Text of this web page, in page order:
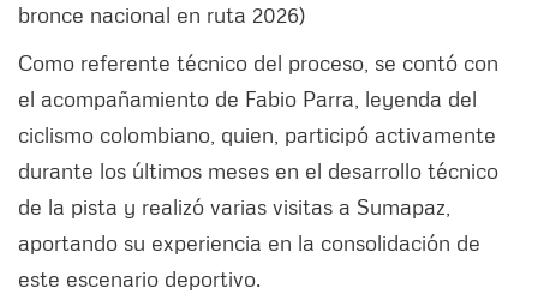
bronce nacional en ruta 2026)
Como referente técnico del proceso, se contó con
el acompañamiento de Fabio Parra, leyenda del
ciclismo colombiano, quien, participó activamente
durante los últimos meses en el desarrollo técnico
de la pista y realizó varias visitas a Sumapaz,
aportando su experiencia en la consolidación de
este escenario deportivo.